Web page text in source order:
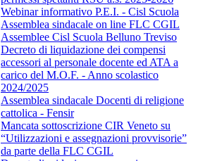
Webinar informativo P.E.I. - Cisl Scuola
Assemblea sindacale on line FLC CGIL
Assemblee Cisl Scuola Belluno Treviso
Decreto di liquidazione dei compensi
accessori al personale docente ed ATA a
carico del M.O.F. - Anno scolastico
2024/2025
Assemblea sindacale Docenti di religione
cattolica - Fensir
Mancata sottoscrizione CIR Veneto su
“Utilizzazioni e assegnazioni provvisorie”
da parte della FLC CGIL